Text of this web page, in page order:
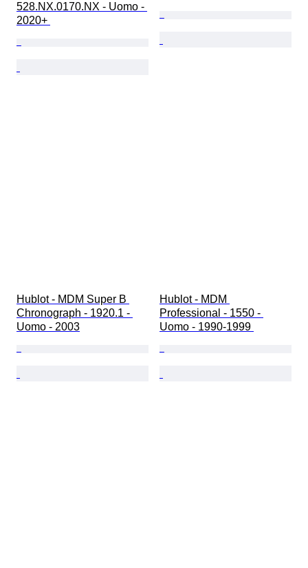
528.NX.0170.NX - Uomo -
2020+
Hublot - MDM Super B
Chronograph - 1920.1 -
Uomo - 2003
Hublot - MDM
Professional - 1550 -
Uomo - 1990-1999